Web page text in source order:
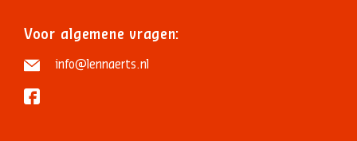
Voor algemene vragen:
info@lennaerts.nl